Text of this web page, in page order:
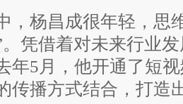
杨昌成很年轻，思
凭借着对未来行业
年5月，他开通了短
传播方式结合，打造